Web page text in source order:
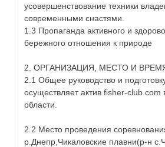
усовершенствование техники
современными снастями.
1.3 Пропаганда активного и
бережного отношения к природе
2. ОРГАНИЗАЦИЯ, МЕСТО И
2.1 Общее руководство и
осуществляет актив fisher-club.com
области.
2.2 Место проведения
р.Днепр,Чикаловские плавни(р-н